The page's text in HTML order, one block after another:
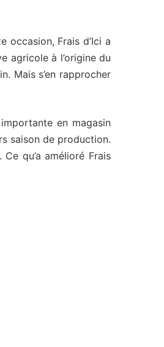
occasion, Frais d’Ici a
agricole à l’origine du
Mais s’en rapprocher
en magasin
saison de production.
qu’a amélioré Frais